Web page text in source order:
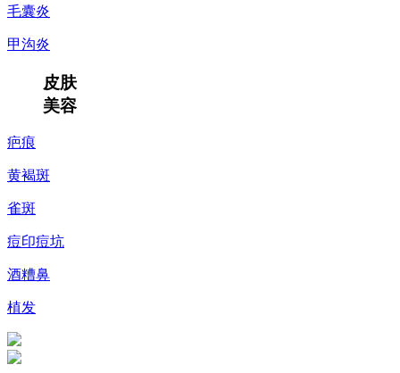
毛囊炎
甲沟炎
皮肤
美容
疤痕
黄褐斑
雀斑
痘印痘坑
酒糟鼻
植发